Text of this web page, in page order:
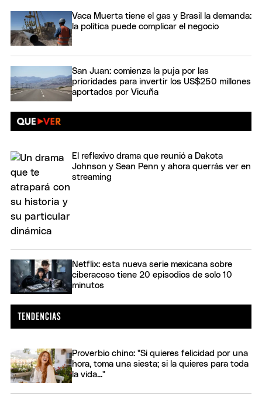
Vaca Muerta tiene el gas y Brasil la demanda:
la política puede complicar el negocio
San Juan: comienza la puja por las
prioridades para invertir los US$250 millones
aportados por Vicuña
El reflexivo drama que reunió a Dakota
Johnson y Sean Penn y ahora querrás ver en
streaming
Netflix: esta nueva serie mexicana sobre
ciberacoso tiene 20 episodios de solo 10
minutos
Proverbio chino: "Si quieres felicidad por una
hora, toma una siesta; si la quieres para toda
la vida..."